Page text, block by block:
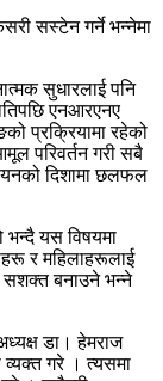
सस्टेन गर्ने भन्नेमा
सुधारलाई पनि
एनआरएनए
प्रक्रियामा रहेको
परिवर्तन गरी सबै
दिशामा छलफल
भन्दै यस विषयमा
र महिलाहरूलाई
सशक्त बनाउने भन्ने
डा। हेमराज
गरे । त्यसमा